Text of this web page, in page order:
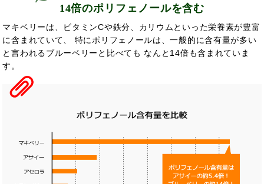
14倍のポリフェノールを含む
マキベリーは、ビタミンCや鉄分、カリウムといった栄養素が豊富
に含まれていて、 特にポリフェノールは、一般的に含有量が多い
と言われるブルーベリーと比べても なんと14倍も含まれていま
す。